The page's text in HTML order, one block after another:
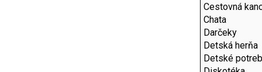
Cestovná
Chata
Darčeky
Detská herňa
Detské